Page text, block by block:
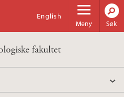
Meny
English
Søk
fakultet